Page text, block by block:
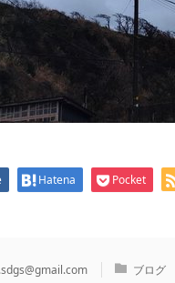
Hatena Pocket
ブログ